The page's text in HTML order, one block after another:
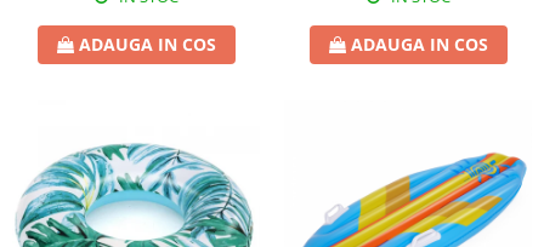
ADAUGA IN COS ADAUGA IN COS